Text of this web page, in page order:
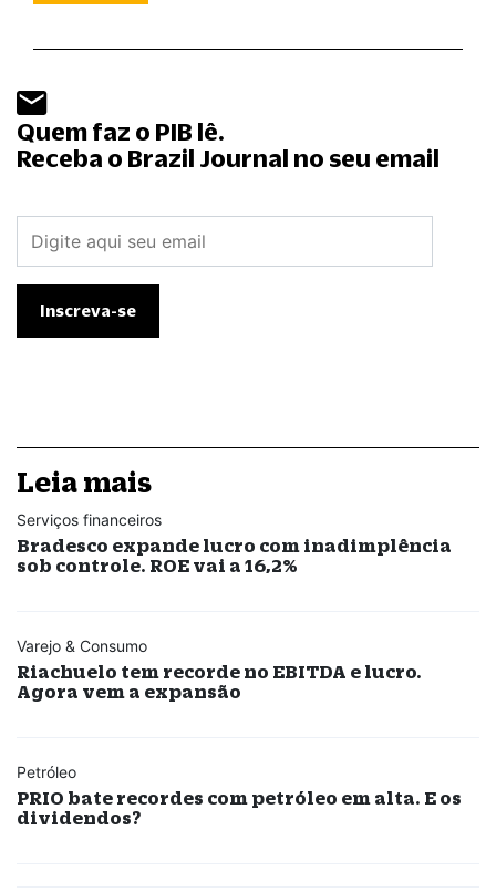
Quem faz o PIB lê.
Receba o Brazil Journal no seu email
Leia mais
Serviços financeiros
Bradesco expande lucro com inadimplência
sob controle. ROE vai a 16,2%
Varejo & Consumo
Riachuelo tem recorde no EBITDA e lucro.
Agora vem a expansão
Petróleo
PRIO bate recordes com petróleo em alta. E os
dividendos?